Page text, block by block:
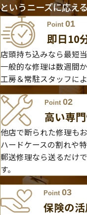
というニーズに応え
Point 01
即日10
店頭持ち込みなら最短
一般的な修理は数週間
工房＆常駐スタッフに
Point02
高い専
他店で断られた修理も
ハードケースの割れや
郵送修理なら送るだけ
す。
Point 03
保険の